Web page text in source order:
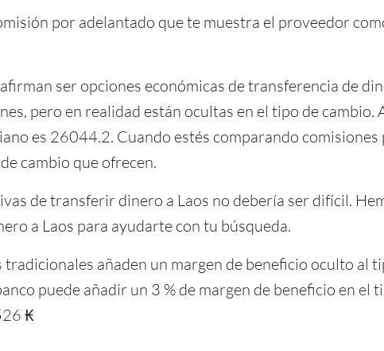
por adelantado que te muestra el proveedor
ser opciones económicas de transferencia de
pero en realidad están ocultas en el tipo de cambio.
es 26044.2. Cuando estés comparando
cambio que ofrecen.
de transferir dinero a Laos no debería ser difícil.
a Laos para ayudarte con tu búsqueda.
tradicionales añaden un margen de beneficio oculto al
puede añadir un 3 % de margen de beneficio en el
₭